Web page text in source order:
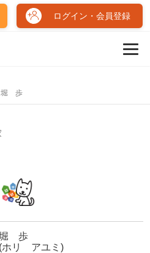
ログイン・会員登録
堀 歩
歩
(ホリ アユミ)